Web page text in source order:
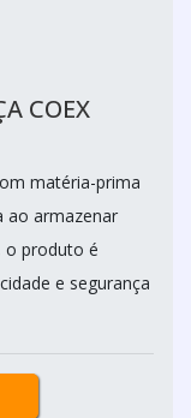
COEX
matéria-prima
ao armazenar
o produto é
e segurança